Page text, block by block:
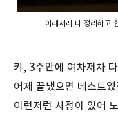
이래저래 다 정리하고
캬, 3주만에 여차저차
어제 끝냈으면 베스트
이런저런 사정이 있어